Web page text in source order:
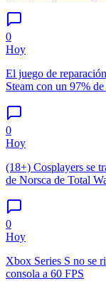
0
Hoy
El juego de
Steam con un 97%
0
Hoy
(18+) Cosplayers se
de Norsca de Total
0
Hoy
Xbox Series S no se
consola a 60 FPS